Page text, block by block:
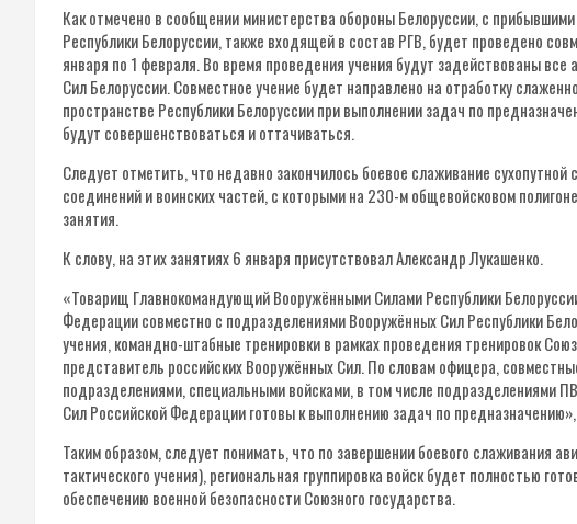
Как отмечено в сообщении министерства обороны Белоруссии, с
Республики Белоруссии, также входящей в состав РГВ, будет проведено
января по 1 февраля. Во время проведения учения будут задействованы
Сил Белоруссии. Совместное учение будет направлено на отработку
пространстве Республики Белоруссии при выполнении задач по
будут совершенствоваться и оттачиваться.
Следует отметить, что недавно закончилось боевое слаживание
соединений и воинских частей, с которыми на 230-м общевойсковом
занятия.
К слову, на этих занятиях 6 января присутствовал Александр Лукашенко.
«Товарищ Главнокомандующий Вооружёнными Силами Республики
Федерации совместно с подразделениями Вооружённых Сил Республики
учения, командно-штабные тренировки в рамках проведения тренировок
представитель российских Вооружённых Сил. По словам офицера,
подразделениями, специальными войсками, в том числе подразделениями
Сил Российской Федерации готовы к выполнению задач по
Таким образом, следует понимать, что по завершении боевого слаживания
тактического учения), региональная группировка войск будет полностью
обеспечению военной безопасности Союзного государства.